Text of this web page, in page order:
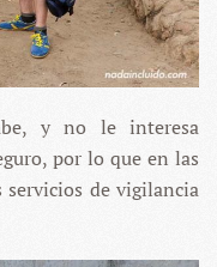
y no le interesa
por lo que en las
de vigilancia